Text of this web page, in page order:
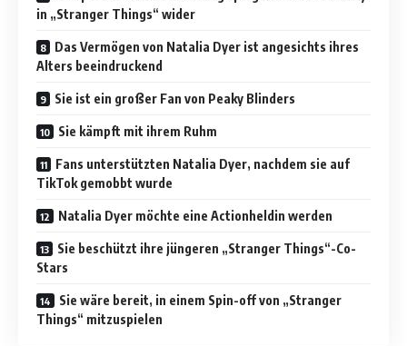
in „Stranger Things“ wider
Das Vermögen von Natalia Dyer ist angesichts ihres
Alters beeindruckend
Sie ist ein großer Fan von Peaky Blinders
Sie kämpft mit ihrem Ruhm
Fans unterstützten Natalia Dyer, nachdem sie auf
TikTok gemobbt wurde
Natalia Dyer möchte eine Actionheldin werden
Sie beschützt ihre jüngeren „Stranger Things“-Co-
Stars
Sie wäre bereit, in einem Spin-off von „Stranger
Things“ mitzuspielen